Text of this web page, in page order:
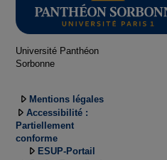
Université Panthéon
Sorbonne
Mentions légales
Accessibilité :
Partiellement
conforme
ESUP-Portail